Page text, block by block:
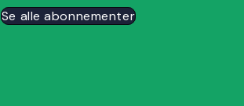
Se alle abonnementer